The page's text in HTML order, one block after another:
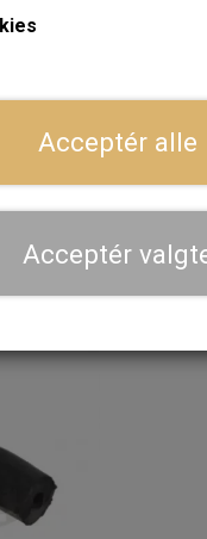
- sendes ofte
leveringstid på varen
moms
Acceptér alle
Acceptér